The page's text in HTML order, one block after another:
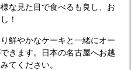
な見た目で食べるも良し、お
！
鮮やかなケーキと一緒にオー
きます。日本の名古屋へお越
てください。